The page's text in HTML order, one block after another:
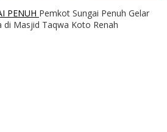
PENUH Pemkot Sungai Penuh Gelar
di Masjid Taqwa Koto Renah